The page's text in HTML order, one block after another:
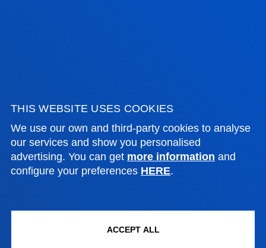
THIS WEBSITE USES COOKIES
We use our own and third-party cookies to analyse
our services and show you personalised
advertising. You can get more information and
configure your preferences HERE.
ACCEPT ALL
Contact us
San Sebastian campus
Location
+34 943 326 600